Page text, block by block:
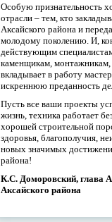
Особую признательность
отрасли – тем, кто
Аксайского района и
молодому поколению. И,
действующим
каменщикам, монтажникам,
вкладывает в работу
искреннюю преданность
Пусть все ваши проекты
жизнь, техника работает
хорошей строительной
здоровья, благополучия,
новых значимых
района!
К.С. Доморовский, глава
Аксайского района